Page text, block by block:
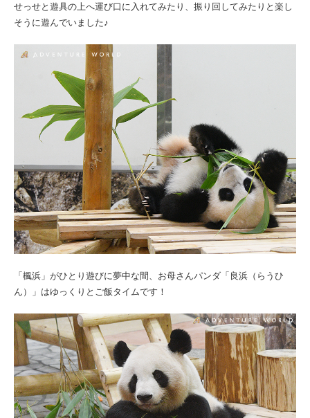
せっせと遊具の上へ運び口に入れてみたり、振り回してみたりと楽し
そうに遊んでいました♪
「楓浜」がひとり遊びに夢中な間、お母さんパンダ「良浜（らうひ
ん）」はゆっくりとご飯タイムです！